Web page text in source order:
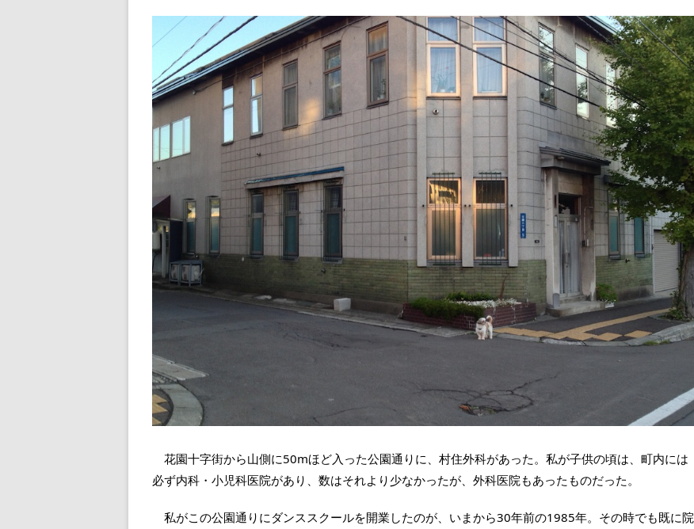
花園十字街から山側に50mほど入った公園通りに、村住外科があった。私が子供の頃は、町内には
必ず内科・小児科医院があり、数はそれより少なかったが、外科医院もあったものだった。
私がこの公園通りにダンススクールを開業したのが、いまから30年前の1985年。その時でも既に院